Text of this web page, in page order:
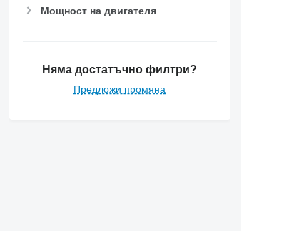
Мощност на двигателя
Няма достатъчно филтри?
Предложи промяна